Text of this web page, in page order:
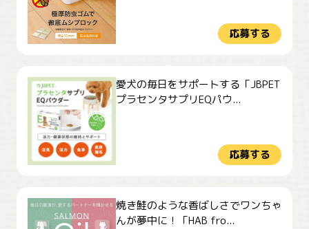
応募する
愛犬の毎日をサポートする「JBPET
プラセンタサプリEQパウ...
応募する
焼き鮭のような香ばしさでワンちゃ
んが夢中に！「HAB fro...